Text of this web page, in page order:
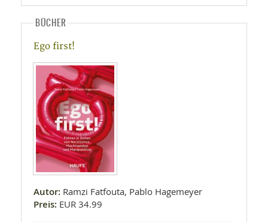
BÜCHER
Ego first!
Autor: Ramzi Fatfouta, Pablo Hagemeyer
Preis: EUR 34.99